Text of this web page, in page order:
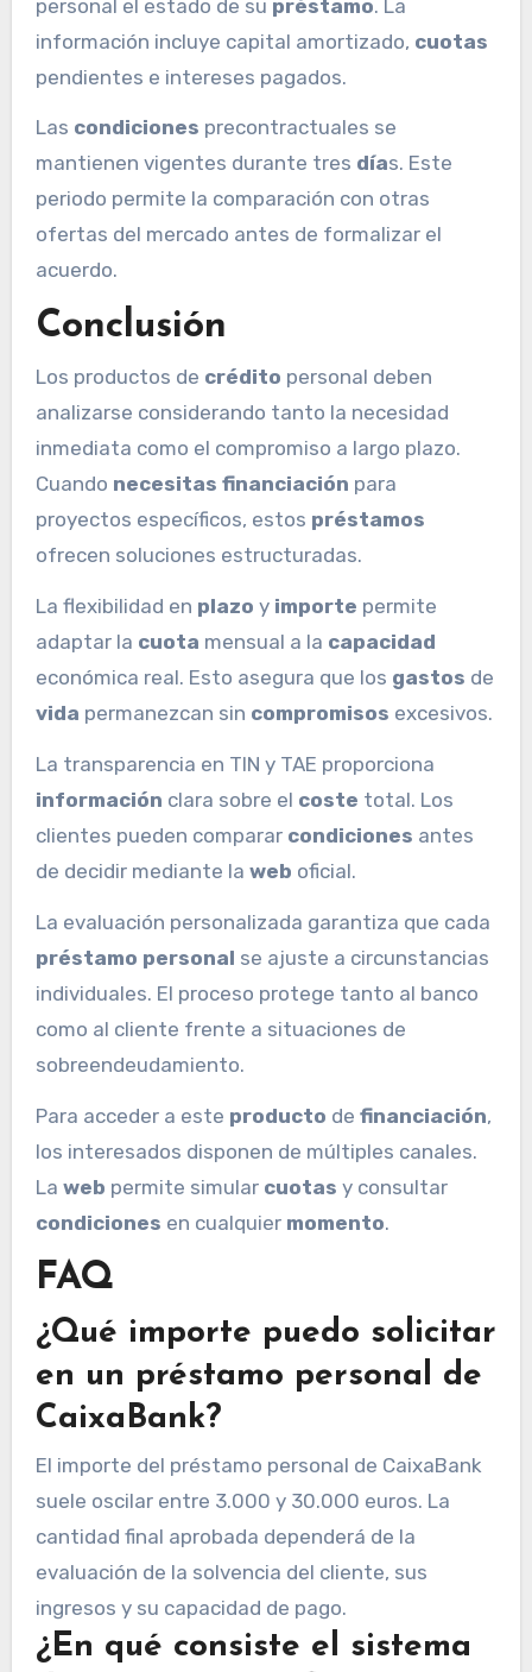
personal el estado de su préstamo. La
información incluye capital amortizado, cuotas
pendientes e intereses pagados.
Las condiciones precontractuales se
mantienen vigentes durante tres días. Este
periodo permite la comparación con otras
ofertas del mercado antes de formalizar el
acuerdo.
Conclusión
Los productos de crédito personal deben
analizarse considerando tanto la necesidad
inmediata como el compromiso a largo plazo.
Cuando necesitas financiación para
proyectos específicos, estos préstamos
ofrecen soluciones estructuradas.
La flexibilidad en plazo y importe permite
adaptar la cuota mensual a la capacidad
económica real. Esto asegura que los gastos de
vida permanezcan sin compromisos excesivos.
La transparencia en TIN y TAE proporciona
información clara sobre el coste total. Los
clientes pueden comparar condiciones antes
de decidir mediante la web oficial.
La evaluación personalizada garantiza que cada
préstamo personal se ajuste a circunstancias
individuales. El proceso protege tanto al banco
como al cliente frente a situaciones de
sobreendeudamiento.
Para acceder a este producto de financiación,
los interesados disponen de múltiples canales.
La web permite simular cuotas y consultar
condiciones en cualquier momento.
FAQ
¿Qué importe puedo solicitar
en un préstamo personal de
CaixaBank?
El importe del préstamo personal de CaixaBank
suele oscilar entre 3.000 y 30.000 euros. La
cantidad final aprobada dependerá de la
evaluación de la solvencia del cliente, sus
ingresos y su capacidad de pago.
¿En qué consiste el sistema